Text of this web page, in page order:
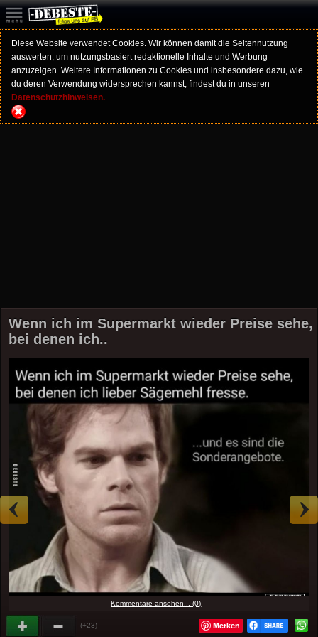
Diese Website verwendet Cookies. Wir können damit die Seitennutzung
auswerten, um nutzungsbasiert redaktionelle Inhalte und Werbung
anzuzeigen. Weitere Informationen zu Cookies und insbesondere dazu, wie
du deren Verwendung widersprechen kannst, findest du in unseren
Datenschutzhinweisen.
Wenn ich im Supermarkt wieder Preise sehe,
bei denen ich..
Kommentare ansehen... (0)
(+23) Merken